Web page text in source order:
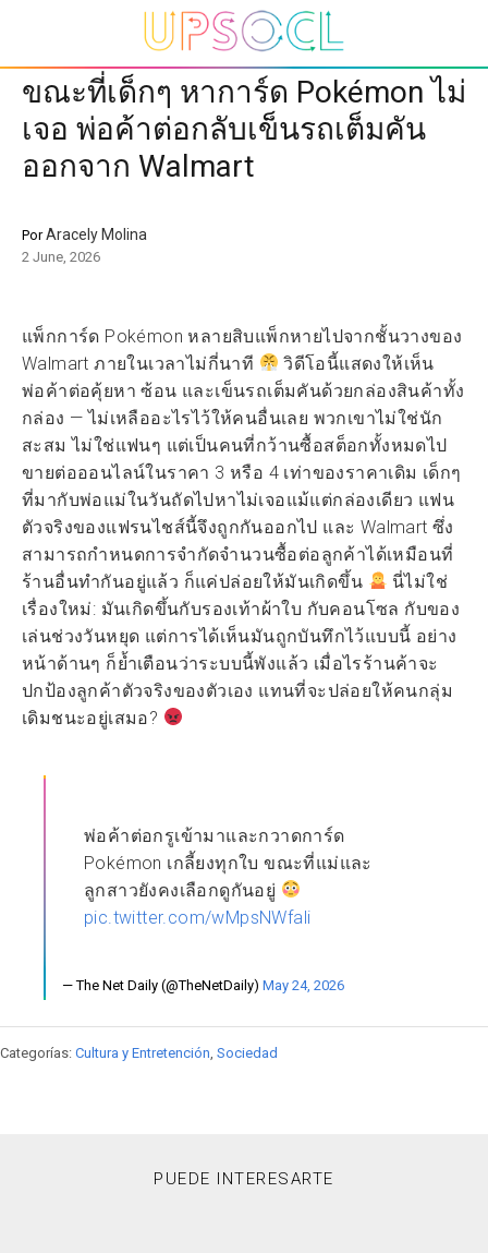
ขณะที่เด็กๆ หาการ์ด Pokémon ไม่
เจอ พ่อค้าต่อกลับเข็นรถเต็มคัน
ออกจาก Walmart
PorAracely Molina
2 June, 2026
แพ็กการ์ด Pokémon หลายสิบแพ็กหายไปจากชั้นวางของ
Walmart ภายในเวลาไม่กี่นาที
วิดีโอนี้แสดงให้เห็น
พ่อค้าต่อคุ้ยหา ซ้อน และเข็นรถเต็มคันด้วยกล่องสินค้าทั้ง
กล่อง — ไม่เหลืออะไรไว้ให้คนอื่นเลย พวกเขาไม่ใช่นัก
สะสม ไม่ใช่แฟนๆ แต่เป็นคนที่กว้านซื้อสต็อกทั้งหมดไป
ขายต่อออนไลน์ในราคา 3 หรือ 4 เท่าของราคาเดิม เด็กๆ
ที่มากับพ่อแม่ในวันถัดไปหาไม่เจอแม้แต่กล่องเดียว แฟน
ตัวจริงของแฟรนไชส์นี้จึงถูกกันออกไป และ Walmart ซึ่ง
สามารถกำหนดการจำกัดจำนวนซื้อต่อลูกค้าได้เหมือนที่
ร้านอื่นทำกันอยู่แล้ว ก็แค่ปล่อยให้มันเกิดขึ้น
นี่ไม่ใช่
เรื่องใหม่: มันเกิดขึ้นกับรองเท้าผ้าใบ กับคอนโซล กับของ
เล่นช่วงวันหยุด แต่การได้เห็นมันถูกบันทึกไว้แบบนี้ อย่าง
หน้าด้านๆ ก็ย้ำเตือนว่าระบบนี้พังแล้ว เมื่อไรร้านค้าจะ
ปกป้องลูกค้าตัวจริงของตัวเอง แทนที่จะปล่อยให้คนกลุ่ม
เดิมชนะอยู่เสมอ?
พ่อค้าต่อกรูเข้ามาและกวาดการ์ด
Pokémon เกลี้ยงทุกใบ ขณะที่แม่และ
ลูกสาวยังคงเลือกดูกันอยู่
pic.twitter.com/wMpsNWfali
— The Net Daily (@TheNetDaily) May 24, 2026
Categorías: Cultura y Entretención Sociedad
PUEDE INTERESARTE